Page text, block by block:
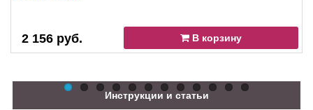
2 156 руб. В корзину
Инструкции и статьи